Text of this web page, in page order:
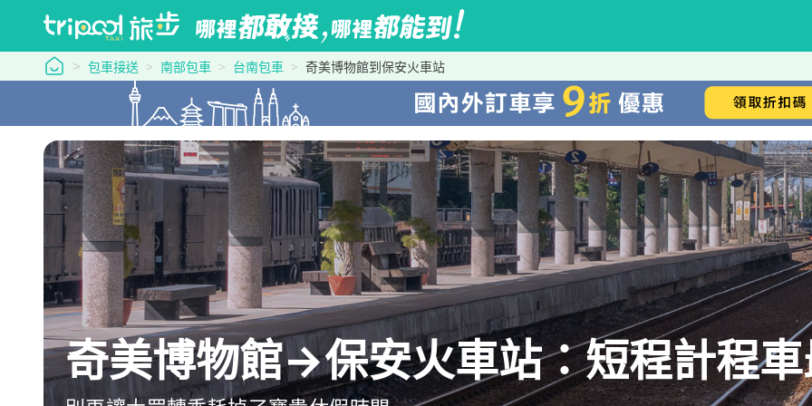
tripool 旅步
包車接送 南部包車 台南包車 奇美博物館到保安火車站
奇美博物館→保安火車站：短程計程